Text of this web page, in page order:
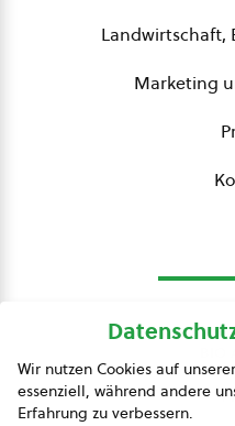
Landwirtschaft,
Marketing
Wir nutzen Cookies auf
essenziell, während andere
Erfahrung zu verbessern.